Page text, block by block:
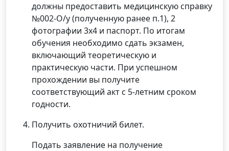
должны предоставить медицинскую справку
№002-О/у (полученную ранее п.1), 2
фотографии 3х4 и паспорт. По итогам
обучения необходимо сдать экзамен,
включающий теоретическую и
практическую части. При успешном
прохождении вы получите
соответствующий акт с 5-летним сроком
годности.
Получить охотничий билет.
Подать заявление на получение